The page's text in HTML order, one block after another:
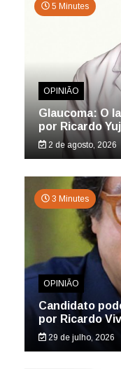
5 Minutes
OPINIÃO
Glaucoma: O
por Ricardo
2 de agosto, 2026
3 Minutes
OPINIÃO
Candidato
por Ricardo
29 de julho, 2026